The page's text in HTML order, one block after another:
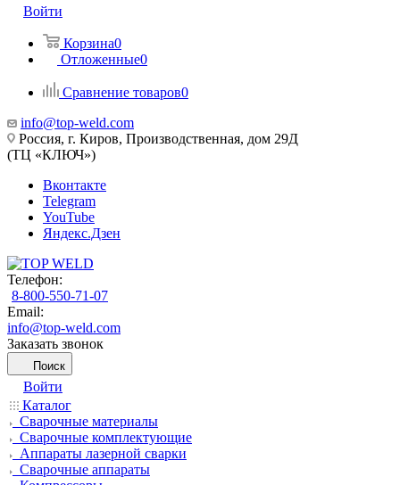
Войти
Корзина0
Отложенные0
Сравнение товаров0
info@top-weld.com
Россия, г. Киров, Производственная, дом 29Д
(ТЦ «КЛЮЧ»)
Вконтакте
Telegram
YouTube
Яндекс.Дзен
Телефон:
8-800-550-71-07
Email:
info@top-weld.com
Заказать звонок
Поиск
Войти
Каталог
Сварочные материалы
Сварочные комплектующие
Аппараты лазерной сварки
Сварочные аппараты